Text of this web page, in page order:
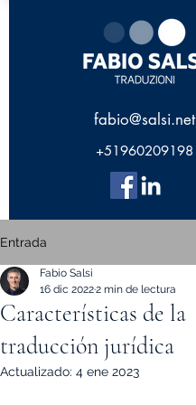
fabio@salsi.net
+51960209198
Entrada
Características de la
traducción jurídica
Fabio Salsi
16 dic 20222 min de lectura
Actualizado: 4 ene 2023